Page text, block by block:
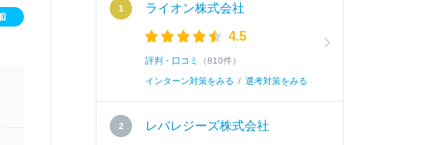
ライオン株式会社
4.5
評判・口コミ （810件）
インターン対策をみる / 選考対策をみる
レバレジーズ株式会社